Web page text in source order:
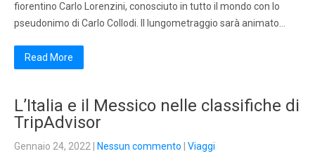
fiorentino Carlo Lorenzini, conosciuto in tutto il mondo con lo
pseudonimo di Carlo Collodi. Il lungometraggio sarà animato…
Read More
L’Italia e il Messico nelle classifiche di
TripAdvisor
Gennaio 24, 2022 Nessun commento Viaggi